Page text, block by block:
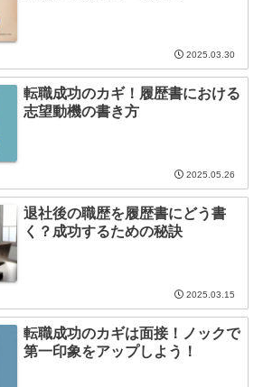
2025.03.30
転職成功のカギ！履歴書における
志望動機の書き方
2025.05.26
退社後の職歴を履歴書にどう書
く？成功するための秘訣
2025.03.15
転職成功のカギは面接！ノックで
第一印象をアップしよう！